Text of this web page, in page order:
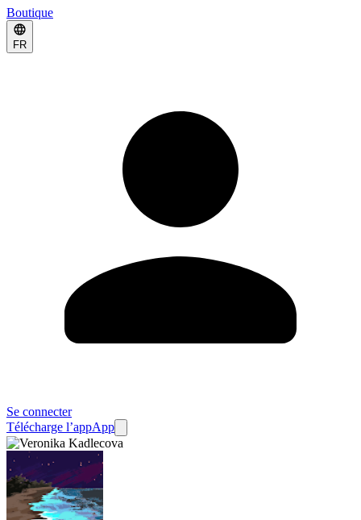
Boutique
FR
Se connecter
Télécharge l’appApp